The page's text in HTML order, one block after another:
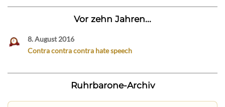
Vor zehn Jahren...
8. August 2016
Contra contra contra hate speech
Ruhrbarone-Archiv